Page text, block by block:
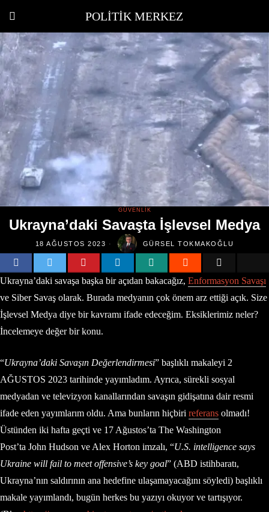
POLITIK MERKEZ
GÜVENLIK
Ukrayna’daki Savaşta İşlevsel Medya
18 AĞUSTOS 2023 GÜRSEL TOKMAKOĞLU
Ukrayna’daki savaşa başka bir açıdan bakacağız, Enformasyon Savaşı
ve Siber Savaş olarak. Burada medyanın çok önem arz ettiği açık. Size
İşlevsel Medya diye bir kavramı ifade edeceğim. Eksiklerimiz neler?
İncelemeye değer bir konu.
“Ukrayna’daki Savaşın Değerlendirmesi” başlıklı makaleyi 2
AĞUSTOS 2023 tarihinde yayımladım. Ayrıca, sürekli sosyal
medyadan ve televizyon kanallarından savaşın gidişatına dair resmi
ifade eden yayımlarım oldu. Ama bunların hiçbiri referans olmadı!
Üstünden iki hafta geçti ve 17 Ağustos’ta The Washington
Post’ta John Hudson ve Alex Horton imzalı, “U.S. intelligence says
Ukraine will fail to meet offensive’s key goal” (ABD istihbaratı,
Ukrayna’nın saldırının ana hedefine ulaşamayacağını söyledi) başlıklı
makale yayımlandı, bugün herkes bu yazıyı okuyor ve tartışıyor.